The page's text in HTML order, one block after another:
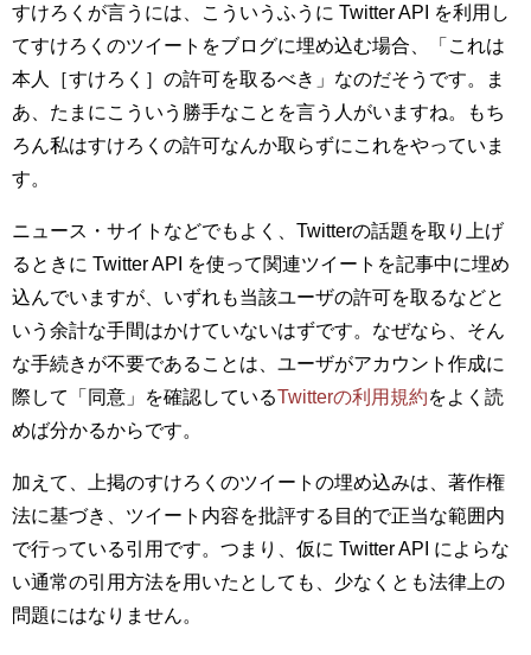
すけろくが言うには、こういうふうに Twitter API を利用し
てすけろくのツイートをブログに埋め込む場合、「これは
本人［すけろく］の許可を取るべき」なのだそうです。ま
あ、たまにこういう勝手なことを言う人がいますね。もち
ろん私はすけろくの許可なんか取らずにこれをやっていま
す。
ニュース・サイトなどでもよく、Twitterの話題を取り上げ
るときに Twitter API を使って関連ツイートを記事中に埋め
込んでいますが、いずれも当該ユーザの許可を取るなどと
いう余計な手間はかけていないはずです。なぜなら、そん
な手続きが不要であることは、ユーザがアカウント作成に
際して「同意」を確認しているTwitterの利用規約をよく読
めば分かるからです。
加えて、上掲のすけろくのツイートの埋め込みは、著作権
法に基づき、ツイート内容を批評する目的で正当な範囲内
で行っている引用です。つまり、仮に Twitter API によらな
い通常の引用方法を用いたとしても、少なくとも法律上の
問題にはなりません。